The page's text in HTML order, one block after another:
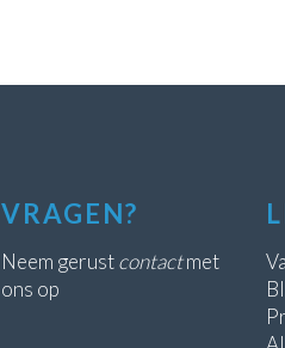
VRAGEN?
Neem gerustcontactmet
ons op